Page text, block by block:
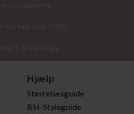
indpakning
ved køb over 500kr.
1-3 hverdage
Hjælp
Størrelsesguide
BH-Styleguide